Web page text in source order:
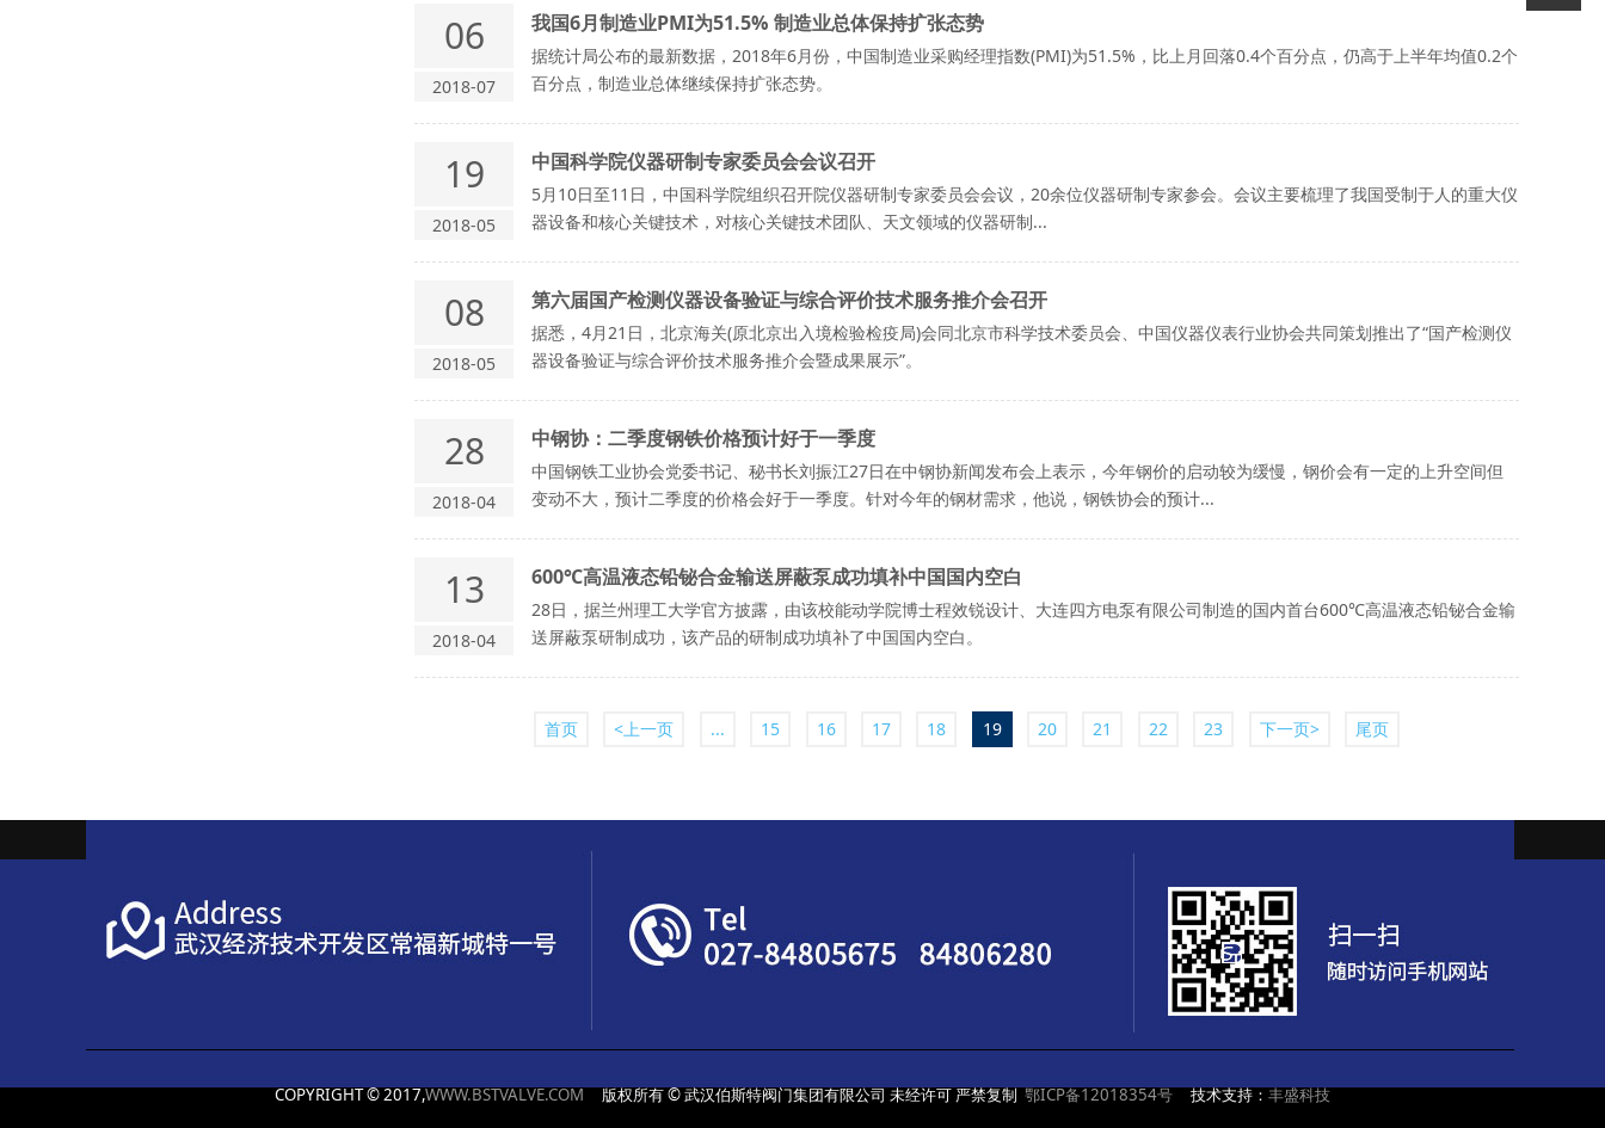
06
2018-07
我国6月制造业PMI为51.5% 制造业总体保持扩张态势
据统计局公布的最新数据，2018年6月份，中国制造业采购经理指数(PMI)为51.5%，比上月回落0.4个百分点，仍高于上半年均值0.2个
百分点，制造业总体继续保持扩张态势。
19
2018-05
中国科学院仪器研制专家委员会会议召开
5月10日至11日，中国科学院组织召开院仪器研制专家委员会会议，20余位仪器研制专家参会。会议主要梳理了我国受制于人的重大仪
器设备和核心关键技术，对核心关键技术团队、天文领域的仪器研制...
08
2018-05
第六届国产检测仪器设备验证与综合评价技术服务推介会召开
据悉，4月21日，北京海关(原北京出入境检验检疫局)会同北京市科学技术委员会、中国仪器仪表行业协会共同策划推出了“国产检测仪
器设备验证与综合评价技术服务推介会暨成果展示”。
28
2018-04
中钢协：二季度钢铁价格预计好于一季度
中国钢铁工业协会党委书记、秘书长刘振江27日在中钢协新闻发布会上表示，今年钢价的启动较为缓慢，钢价会有一定的上升空间但
变动不大，预计二季度的价格会好于一季度。针对今年的钢材需求，他说，钢铁协会的预计...
13
2018-04
600℃高温液态铅铋合金输送屏蔽泵成功填补中国国内空白
28日，据兰州理工大学官方披露，由该校能动学院博士程效锐设计、大连四方电泵有限公司制造的国内首台600℃高温液态铅铋合金输
送屏蔽泵研制成功，该产品的研制成功填补了中国国内空白。
首页 <上一页 ... 15 16 17 18 19 20 21 22 23 下一页> 尾页
COPYRIGHT © 2017,WWW.BSTVALVE.COM版权所有 © 武汉伯斯特阀门集团有限公司 未经许可 严禁复制鄂ICP备12018354号技术支持：丰盛科技